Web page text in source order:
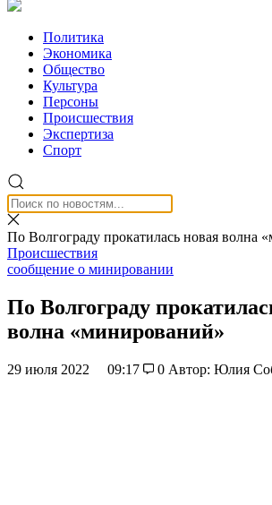
Политика
Экономика
Общество
Культура
Персоны
Происшествия
Экспертиза
Спорт
По Волгограду прокатилась новая волна
Происшествия
сообщение о минировании
По Волгограду
волна «минирований»
29 июля 2022 09:17 0 Автор: Юлия